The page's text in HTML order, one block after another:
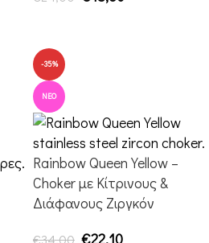
-35%
ΝΈΟ
Rainbow Queen Yellow –
Choker με Κίτρινους &
Διάφανους Ζιργκόν
€34,00 €22,10